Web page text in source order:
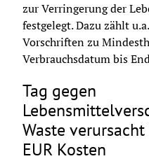
zur Verringerung der
festgelegt. Dazu zählt
Vorschriften zu
Verbrauchsdatum bis
Tag gegen
Waste
EUR Kosten